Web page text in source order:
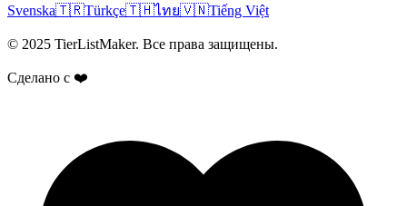
Svenska🇹🇷Türkçe🇹🇭ไทย🇻🇳Tiếng Việt
© 2025 TierListMaker. Все права защищены.
Сделано с ❤️